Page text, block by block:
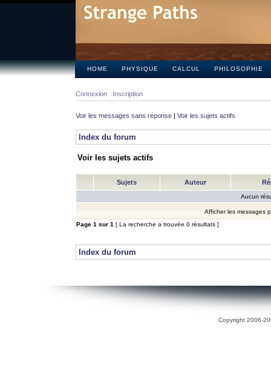
HOME PHYSIQUE CALCUL PHILOSOPHIE
Connexion Inscription
Voir les messages sans réponse | Voir les sujets actifs
Index du forum
Voir les sujets actifs
Sujets Auteur
Aucun
Afficher les messages
Page 1 sur 1 [ La recherche a trouvée 0 résultats ]
Index du forum
Copyright 2006-